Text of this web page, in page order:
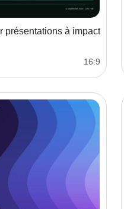
présentations à impact
16:9